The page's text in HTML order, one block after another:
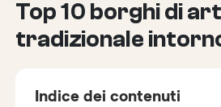
Top 10 borghi di
tradizionale
Indice dei contenuti